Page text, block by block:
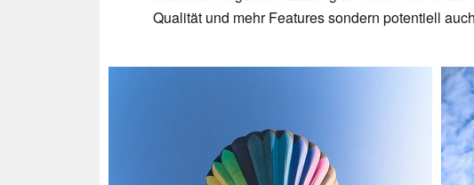
Qualität und mehr Features sondern potentiell